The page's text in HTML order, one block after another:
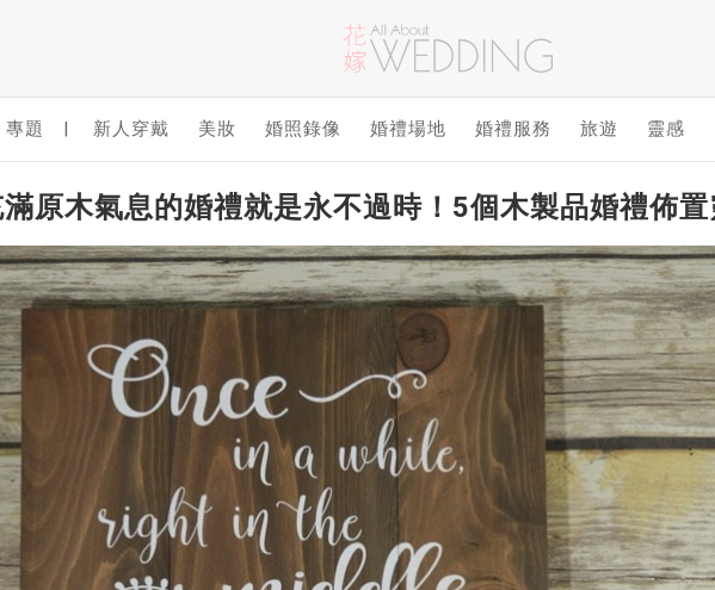
專題 | 新人穿戴 美妝 婚照錄像 婚禮場地 婚禮服務 旅遊 靈感
滿原木氣息的婚禮就是永不過時！5個木製品婚禮佈